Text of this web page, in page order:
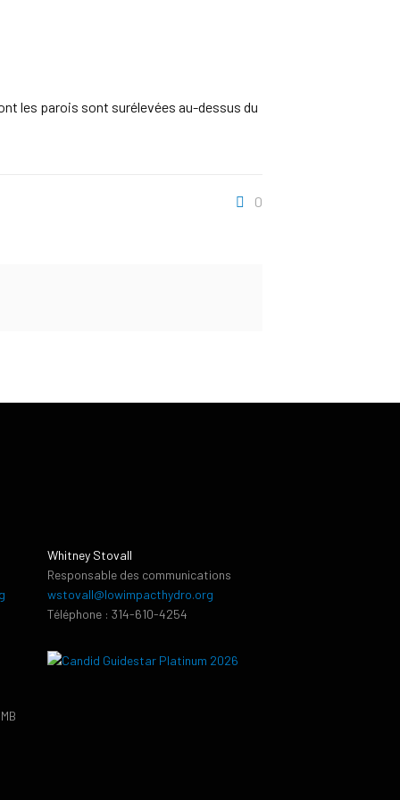
les parois sont surélevées au-dessus du
0
Whitney Stovall
Responsable des communications
wstovall@lowimpacthydro.org
Téléphone : 314-610-4254